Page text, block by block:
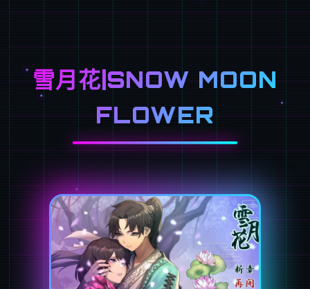
雪月花|SNOW MOON
FLOWER